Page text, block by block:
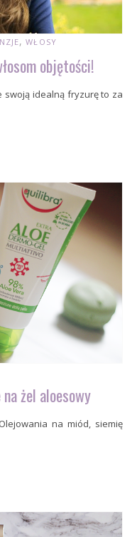
WŁOSY
objętości!
swoją idealną fryzurę to za
żel aloesowy
na miód, siemię